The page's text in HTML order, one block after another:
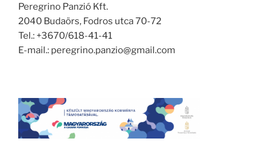
Peregrino Panzió Kft.
2040 Budaörs, Fodros utca 70-72
Tel.: +3670/618-41-41
E-mail.: peregrino.panzio@gmail.com